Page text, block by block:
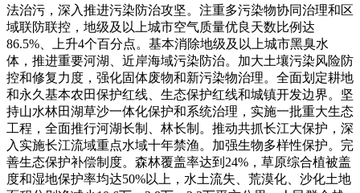
法治污，深入推进污染防治攻坚。注重多污染物协同治理和区
域联防联控，地级及以上城市空气质量优良天数比例达
86.5%、上升4个百分点。基本消除地级及以上城市黑臭水
体，推进重要河湖、近岸海域污染防治。加大土壤污染风险防
控和修复力度，强化固体废物和新污染物治理。全面划定耕地
和永久基本农田保护红线、生态保护红线和城镇开发边界。坚
持山水林田湖草沙一体化保护和系统治理，实施一批重大生态
工程，全面推行河湖长制、林长制。推动共抓长江大保护，深
入实施长江流域重点水域十年禁渔。加强生物多样性保护。完
善生态保护补偿制度。森林覆盖率达到24%，草原综合植被盖
度和湿地保护率均达50%以上，水土流失、荒漠化、沙化土地